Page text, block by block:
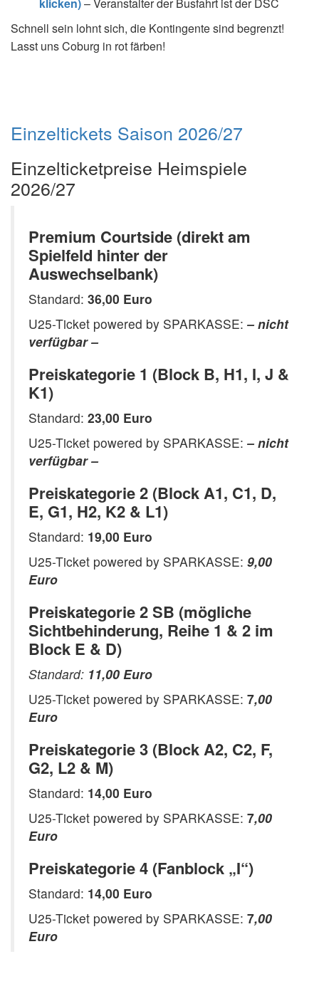
Schnell sein lohnt sich, die Kontingente sind begrenzt!
Lasst uns Coburg in rot färben!
Einzeltickets Saison 2026/27
Einzelticketpreise Heimspiele
2026/27
Premium Courtside (direkt am
Spielfeld hinter der
Auswechselbank)
Standard: 36,00 Euro
U25-Ticket powered by SPARKASSE: – nicht
verfügbar –
Preiskategorie 1 (Block B, H1, I, J &
K1)
Standard: 23,00 Euro
U25-Ticket powered by SPARKASSE: – nicht
verfügbar –
Preiskategorie 2 (Block A1, C1, D,
E, G1, H2, K2 & L1)
Standard: 19,00 Euro
U25-Ticket powered by SPARKASSE: 9,00
Euro
Preiskategorie 2 SB (mögliche
Sichtbehinderung, Reihe 1 & 2 im
Block E & D)
Standard: 11,00 Euro
U25-Ticket powered by SPARKASSE: 7,00
Euro
Preiskategorie 3 (Block A2, C2, F,
G2, L2 & M)
Standard: 14,00 Euro
U25-Ticket powered by SPARKASSE: 7,00
Euro
Preiskategorie 4 (Fanblock „I“)
Standard: 14,00 Euro
U25-Ticket powered by SPARKASSE: 7,00
Euro